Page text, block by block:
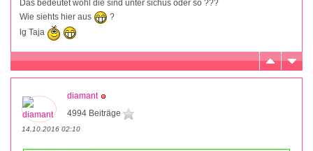
Das bedeutet wohl die sind unter sichus oder so ???
Wie siehts hier aus
?
lg Taja
diamant
4994 Beiträge
14.10.2016 02:10